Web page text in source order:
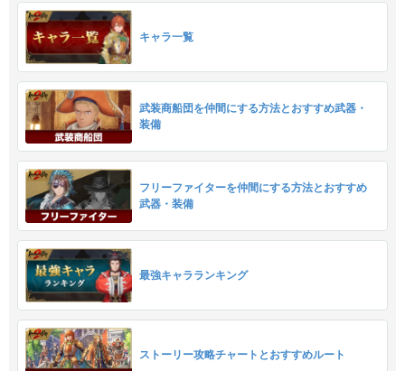
キャラ一覧
武装商船団を仲間にする方法とおすすめ武器・
装備
フリーファイターを仲間にする方法とおすすめ
武器・装備
最強キャラランキング
ストーリー攻略チャートとおすすめルート